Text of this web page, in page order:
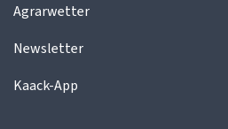
Agrarwetter
Newsletter
Kaack-App